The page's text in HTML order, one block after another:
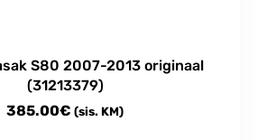
S80 2007-2013 originaal
(31213379)
385.00€ (sis. KM)